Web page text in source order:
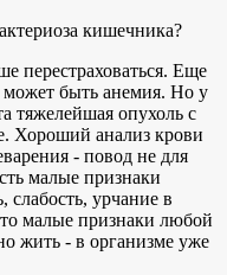
кишечника?
перестраховаться. Еще
быть анемия. Но у
тяжелейшая опухоль с
Хороший анализ крови
- повод не для
малые признаки
слабость, урчание в
малые признаки любой
жить - в организме уже